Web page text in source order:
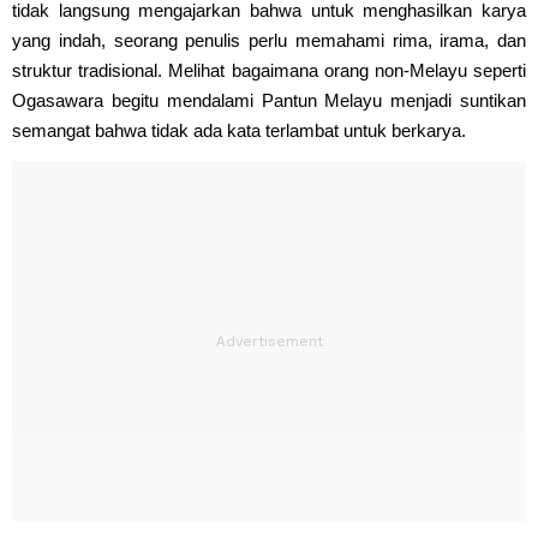
tidak langsung mengajarkan bahwa untuk menghasilkan karya
yang indah, seorang penulis perlu memahami rima, irama, dan
struktur tradisional. Melihat bagaimana orang non-Melayu seperti
Ogasawara begitu mendalami Pantun Melayu menjadi suntikan
semangat bahwa tidak ada kata terlambat untuk berkarya.